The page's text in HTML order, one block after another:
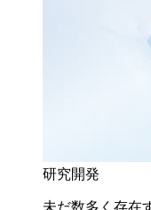
研究開発
未だ数多く存在